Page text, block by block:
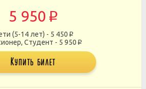
5 950 p
(5-14 лет) - 5 450 p
Студент - 5 950 p
Купить билет